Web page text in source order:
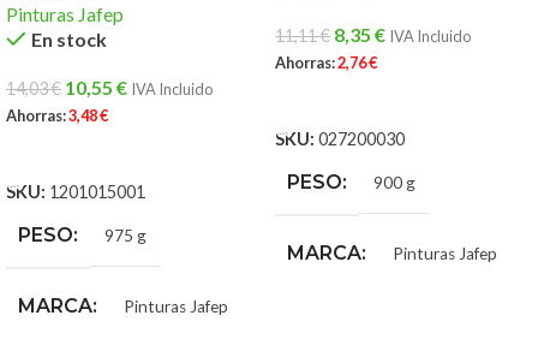
Pinturas Jafep
En stock
14,03€ 10,55 € IVA Incluido
Ahorras:3,48€
SKU: 1201015001
PESO 975 g
MARCA Pinturas Jafep
11,11€ 8,35 € IVA Incluido
Ahorras:2,76€
SKU: 027200030
PESO 900 g
MARCA Pinturas Jafep